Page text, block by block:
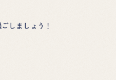
しましょう！